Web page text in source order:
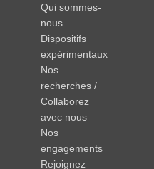
Qui sommes-
nous
Dispositifs
expérimentaux
Nos
recherches /
Collaborez
avec nous
Nos
engagements
Rejoignez